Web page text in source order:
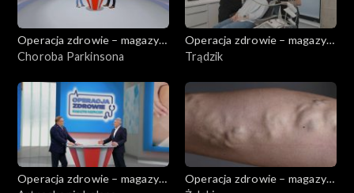
Operacja zdrowie – magazyn
medyczny
Choroba Parkinsona
Operacja zdrowie – magazyn
medyczny
Trądzik
Operacja zdrowie – magazyn
Operacja zdrowie – magazyn